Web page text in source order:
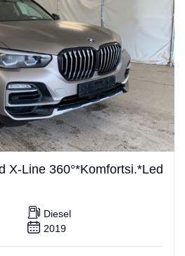
X-Line 360°*Komfortsi.*Led
Diesel
2019